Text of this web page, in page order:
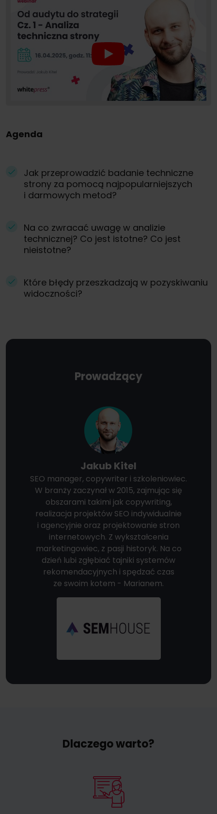
Agenda
Jak przeprowadzić badanie techniczne
strony za pomocą najpopularniejszych
i darmowych metod?
Na co zwracać uwagę w analizie
technicznej? Co jest istotne? Co jest
nieistotne?
Które błędy przeszkadzają w pozyskiwaniu
widoczności?
Prowadzący
Jakub Kitel
SEO manager, copywriter i szkoleniowiec.
W branży zaczynał w 2015, zajmując się
obszarami takimi jak copywriting,
realizacja projektów SEO indywidualnie
i agencyjnie oraz projektowanie stron
internetowych. Z wykształcenia
marketingowiec, z pasji historyk. Na co
dzień lubi zgłębiać tajniki systemów
rekomendacyjnych i spędzać czas
ze swoim kotem - Marianem.
Dlaczego warto?